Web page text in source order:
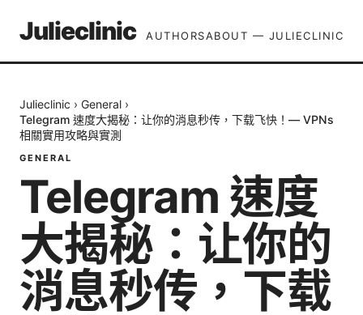
Julieclinic AUTHORSABOUT — JULIECLINIC
Julieclinic › General ›
Telegram 速度大揭秘：让你的消息秒传，下载飞快！— VPNs
相關實用攻略與實測
GENERAL
Telegram 速度
大揭秘：让你的
消息秒传，下载